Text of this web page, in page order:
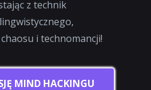
z technik
i technomancji!
MIND HACKINGU